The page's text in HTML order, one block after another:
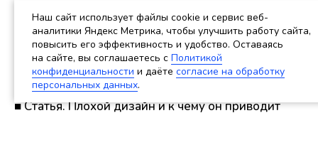
Автор: Алексей Копылов
■ Статья. Плохой дизайн и к чему он приводит
Наш сайт использует файлы cookie и сервис веб-
аналитики Яндекс Метрика, чтобы улучшить работу сайта,
повысить его эффективность и удобство. Оставаясь
на сайте, вы соглашаетесь c Политикой
конфиденциальности и даёте согласие на обработку
персональных данных.